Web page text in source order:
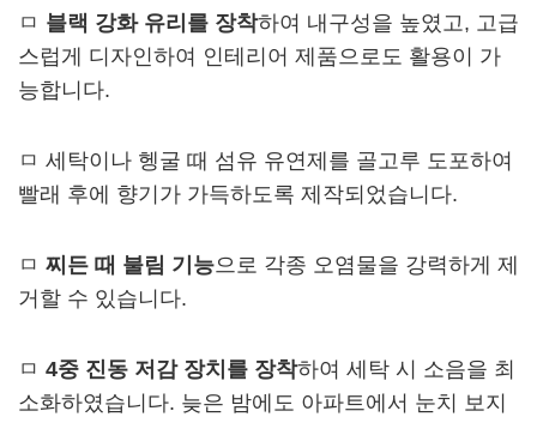
ㅁ 블랙 강화 유리를 장착하여 내구성을 높였고, 고급
스럽게 디자인하여 인테리어 제품으로도 활용이 가
능합니다.
ㅁ 세탁이나 헹굴 때 섬유 유연제를 골고루 도포하여
빨래 후에 향기가 가득하도록 제작되었습니다.
ㅁ 찌든 때 불림 기능으로 각종 오염물을 강력하게 제
거할 수 있습니다.
ㅁ 4중 진동 저감 장치를 장착하여 세탁 시 소음을 최
소화하였습니다. 늦은 밤에도 아파트에서 눈치 보지